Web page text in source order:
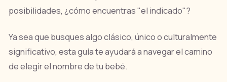
posibilidades, ¿cómo encuentras "el indicado"?
Ya sea que busques algo clásico, único o culturalmente
significativo, esta guía te ayudará a navegar el camino
de elegir el nombre de tu bebé.